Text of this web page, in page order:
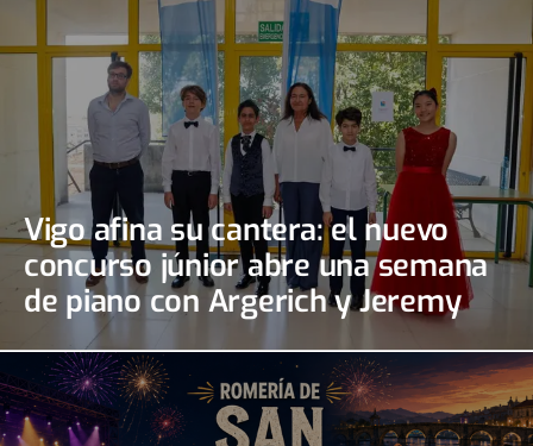
Vigo afina su cantera: el nuevo
concurso júnior abre una semana
de piano con Argerich y Jeremy
Irons